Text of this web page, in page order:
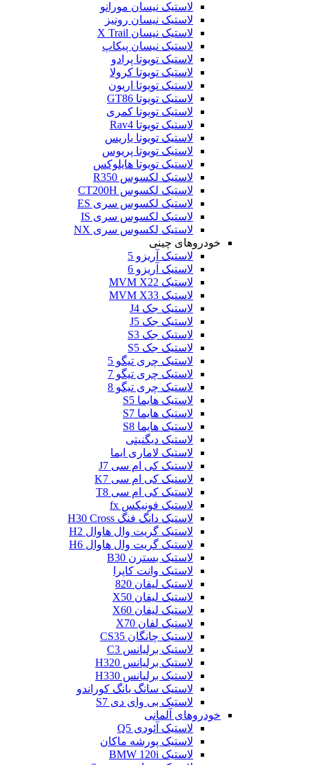
لاستیک نیسان مورانو
لاستیک نیسان رونیز
لاستیک نیسان X Trail
لاستیک نیسان پیکاپ
لاستیک تویوتا پرادو
لاستیک تویوتا کرولا
لاستیک تویوتا اریون
لاستیک تویوتا GT86
لاستیک تویوتا کمری
لاستیک تویوتا Rav4
لاستیک تویوتا یاریس
لاستیک تویوتا پریوس
لاستیک تویوتا هایلوکس
لاستیک لکسوس R350
لاستیک لکسوس CT200H
لاستیک لکسوس سری ES
لاستیک لکسوس سری IS
لاستیک لکسوس سری NX
خودروهای چینی
لاستیک آریزو 5
لاستیک آریزو 6
لاستیک MVM X22
لاستیک MVM X33
لاستیک جک J4
لاستیک جک J5
لاستیک جک S3
لاستیک جک S5
لاستیک چری تیگو 5
لاستیک چری تیگو 7
لاستیک چری تیگو 8
لاستیک هایما S5
لاستیک هایما S7
لاستیک هایما S8
لاستیک دیگنیتی
لاستیک لاماری ایما
لاستیک کی ام سی J7
لاستیک کی ام سی K7
لاستیک کی ام سی T8
لاستیک فونیکس fx
لاستیک دانگ فنگ H30 Cross
لاستیک گریت وال هاوال H2
لاستیک گریت وال هاوال H6
لاستیک بسترن B30
لاستیک وانت کاپرا
لاستیک لیفان 820
لاستیک لیفان X50
لاستیک لیفان X60
لاستیک لفان X70
لاستیک چانگان CS35
لاستیک برلیانس C3
لاستیک برلیانس H320
لاستیک برلیانس H330
لاستیک سانگ یانگ کوراندو
لاستیک بی وای دی S7
خودروهای آلمانی
لاستیک آئودی Q5
لاستیک پورشه ماکان
لاستیک BMW 120i